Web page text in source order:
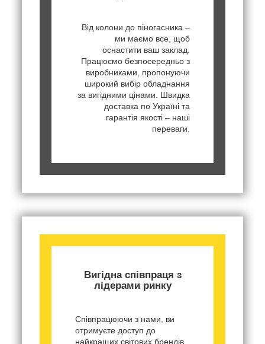
Від колони до піногасника –
ми маємо все, щоб
оснастити ваш заклад.
Працюємо безпосередньо з
виробниками, пропонуючи
широкий вибір обладнання
за вигідними цінами. Швидка
доставка по Україні та
гарантія якості – наші
переваги.
Вигідна співпраця з
лідерами ринку
Співпрацюючи з нами, ви
отримуєте доступ до
найкращих світових брендів